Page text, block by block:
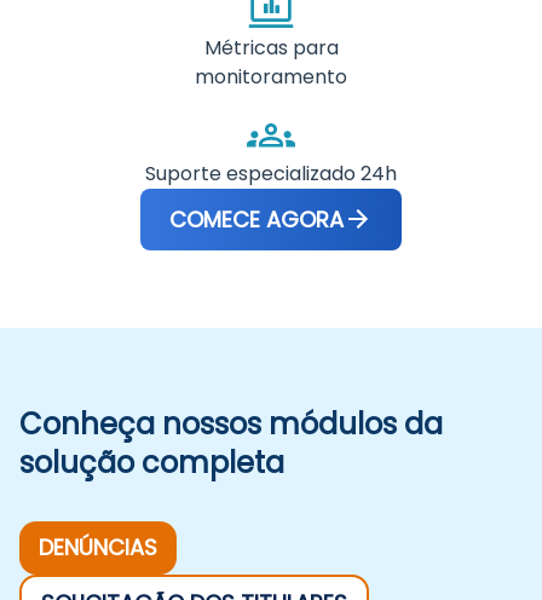
Métricas para
monitoramento
Suporte especializado 24h
COMECE AGORA
Conheça nossos módulos da
solução completa
DENÚNCIAS